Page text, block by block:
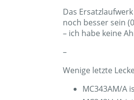
Das
noch besser sein
– ich habe keine
–
Wenige letzte
MC343AM/A